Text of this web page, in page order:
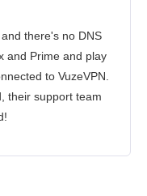
there's no DNS
and Prime and play
to VuzeVPN.
their support team